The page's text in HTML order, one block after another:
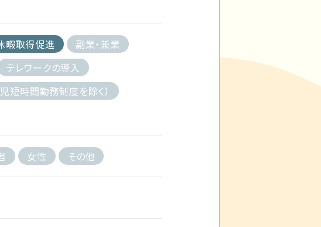
暇取得促進
副業・兼業
テレワークの導入
短時間勤務制度を除く）
女性 その他